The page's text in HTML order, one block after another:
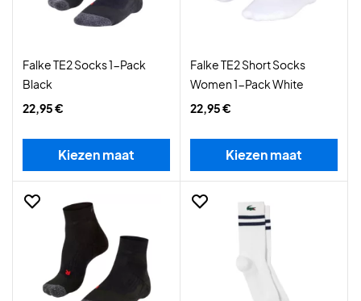
Falke TE2 Socks 1-Pack
Black
22,95 €
Kiezen maat
Falke TE2 Short Socks
Women 1-Pack White
22,95 €
Kiezen maat